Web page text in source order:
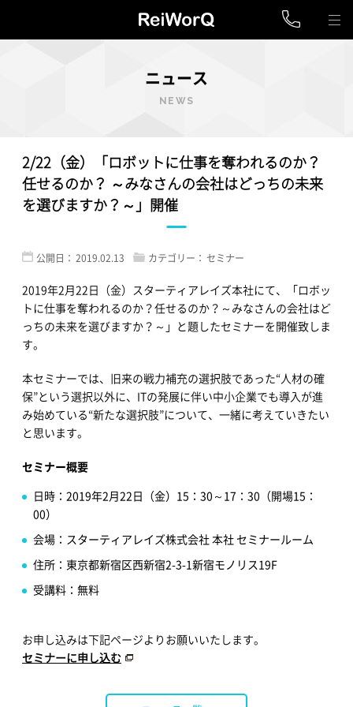
ニュース
NEWS
2/22（金）「ロボットに仕事を奪われるのか？
任せるのか？ ～みなさんの会社はどっちの未来
を選びますか？～」開催
公開日： 2019.02.13 カテゴリー： セミナー
2019年2月22日（金）スターティアレイズ本社にて、「ロボッ
トに仕事を奪われるのか？任せるのか？～みなさんの会社はど
っちの未来を選びますか？～」と題したセミナーを開催致しま
す。
本セミナーでは、旧来の戦力補充の選択肢であった“人材の確
保”という選択以外に、ITの発展に伴い中小企業でも導入が進
み始めている“新たな選択肢”について、一緒に考えていきたい
と思います。
セミナー概要
日時：2019年2月22日（金）15：30～17：30（開場15：
00）
会場：スターティアレイズ株式会社 本社 セミナールーム
住所：東京都新宿区西新宿2-3-1新宿モノリス19F
受講料：無料
お申し込みは下記ページよりお願いいたします。
セミナーに申し込む